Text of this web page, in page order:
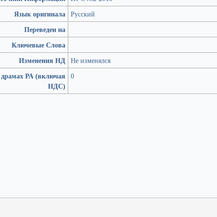
Язык оригинала Русский
Переведен на
Ключевые Слова
Изменения НД Не изменялся
РА (включая
НДС)
0